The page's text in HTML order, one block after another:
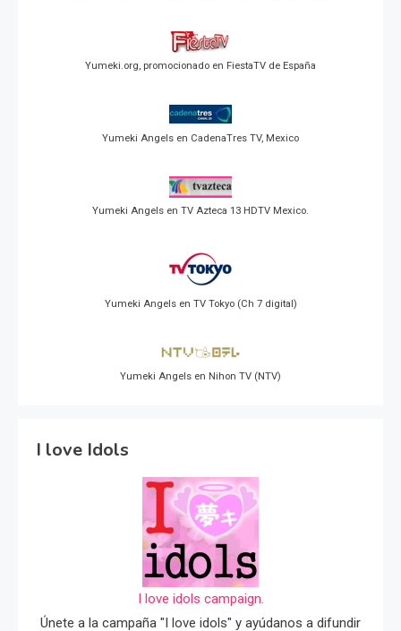
Yumeki.org, promocionado en FiestaTV de España
Yumeki Angels en CadenaTres TV, Mexico
Yumeki Angels en TV Azteca 13 HDTV Mexico.
Yumeki Angels en TV Tokyo (Ch 7 digital)
Yumeki Angels en Nihon TV (NTV)
I love Idols
I love idols campaign.
Únete a la campaña "I love idols" y ayúdanos a difundir